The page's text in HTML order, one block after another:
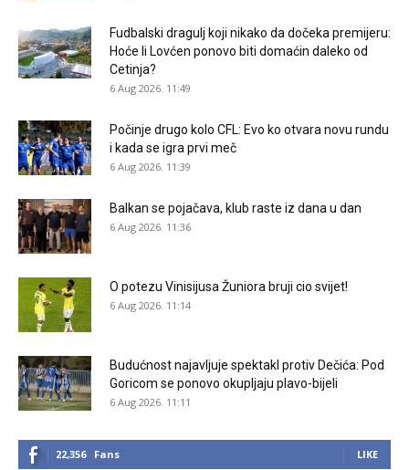
Fudbalski dragulj koji nikako da dočeka premijeru:
Hoće li Lovćen ponovo biti domaćin daleko od
Cetinja?
6 Aug 2026. 11:49
Počinje drugo kolo CFL: Evo ko otvara novu rundu
i kada se igra prvi meč
6 Aug 2026. 11:39
Balkan se pojačava, klub raste iz dana u dan
6 Aug 2026. 11:36
O potezu Vinisijusa Žuniora bruji cio svijet!
6 Aug 2026. 11:14
Budućnost najavljuje spektakl protiv Dečića: Pod
Goricom se ponovo okupljaju plavo-bijeli
6 Aug 2026. 11:11
22,356 Fans LIKE